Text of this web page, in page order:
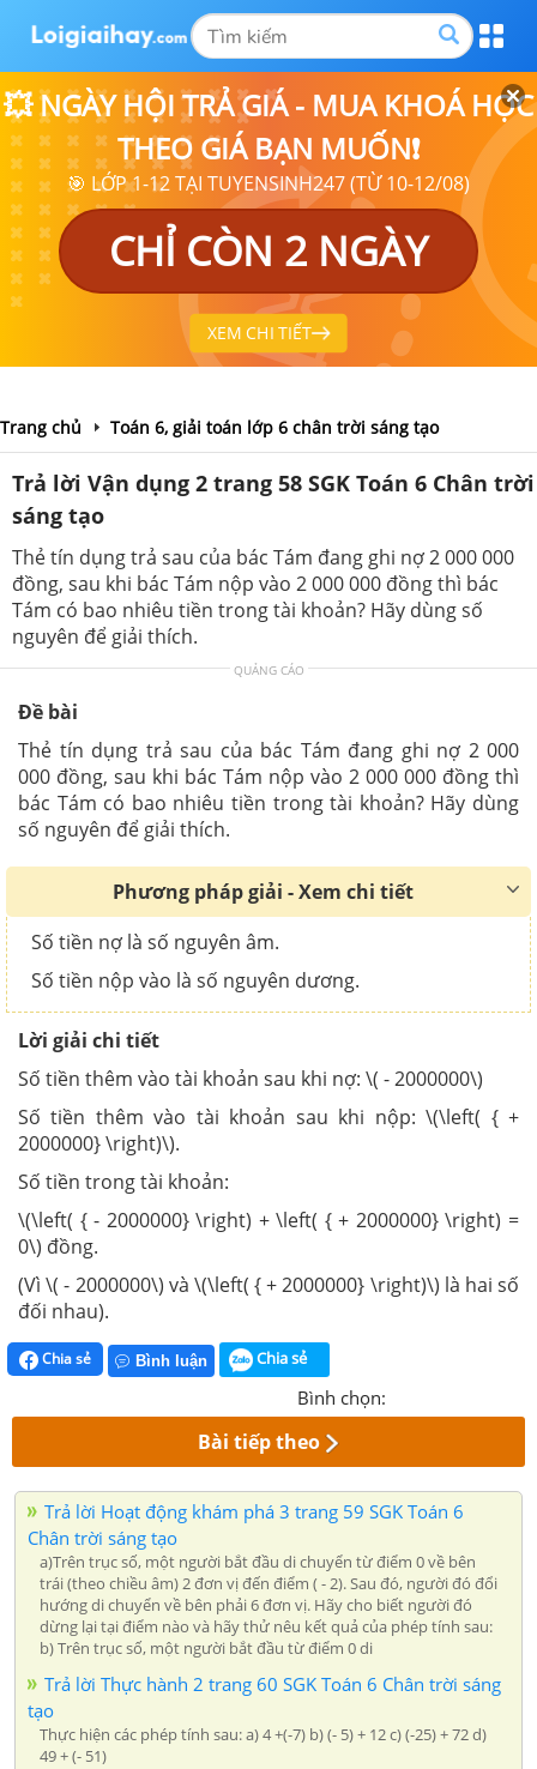
💥 NGÀY HỘI TRẢ GIÁ - MUA KHOÁ HỌC
THEO GIÁ BẠN MUỐN❗
🎯 LỚP 1-12 TẠI TUYENSINH247 (TỪ 10-12/08)
CHỈ CÒN 2 NGÀY
XEM CHI TIẾT
Trang chủ Toán 6, giải toán lớp 6 chân trời sáng tạo
Trả lời Vận dụng 2 trang 58 SGK Toán 6 Chân trời
sáng tạo
Thẻ tín dụng trả sau của bác Tám đang ghi nợ 2 000 000
đồng, sau khi bác Tám nộp vào 2 000 000 đồng thì bác
Tám có bao nhiêu tiền trong tài khoản? Hãy dùng số
nguyên để giải thích.
QUẢNG CÁO
Đề bài
Thẻ tín dụng trả sau của bác Tám đang ghi nợ 2 000
000 đồng, sau khi bác Tám nộp vào 2 000 000 đồng thì
bác Tám có bao nhiêu tiền trong tài khoản? Hãy dùng
số nguyên để giải thích.
Phương pháp giải - Xem chi tiết
Số tiền nợ là số nguyên âm.
Số tiền nộp vào là số nguyên dương.
Lời giải chi tiết
Số tiền thêm vào tài khoản sau khi nợ: \( - 2000000\)
Số tiền thêm vào tài khoản sau khi nộp: \(\left( { +
2000000} \right)\).
Số tiền trong tài khoản:
\(\left( { - 2000000} \right) + \left( { + 2000000} \right) =
0\) đồng.
(Vì \( - 2000000\) và \(\left( { + 2000000} \right)\) là hai số
đối nhau).
Chia sẻ Bình luận Chia sẻ
Bình chọn:
Bài tiếp theo
Trả lời Hoạt động khám phá 3 trang 59 SGK Toán 6
Chân trời sáng tạo
a)Trên trục số, một người bắt đầu di chuyển từ điểm 0 về bên
trái (theo chiều âm) 2 đơn vị đến điểm ( - 2). Sau đó, người đó đổi
hướng di chuyển về bên phải 6 đơn vị. Hãy cho biết người đó
dừng lại tại điểm nào và hãy thử nêu kết quả của phép tính sau:
b) Trên trục số, một người bắt đầu từ điểm 0 di
Trả lời Thực hành 2 trang 60 SGK Toán 6 Chân trời sáng
tạo
Thực hiện các phép tính sau: a) 4 +(-7) b) (- 5) + 12 c) (-25) + 72 d)
49 + (- 51)